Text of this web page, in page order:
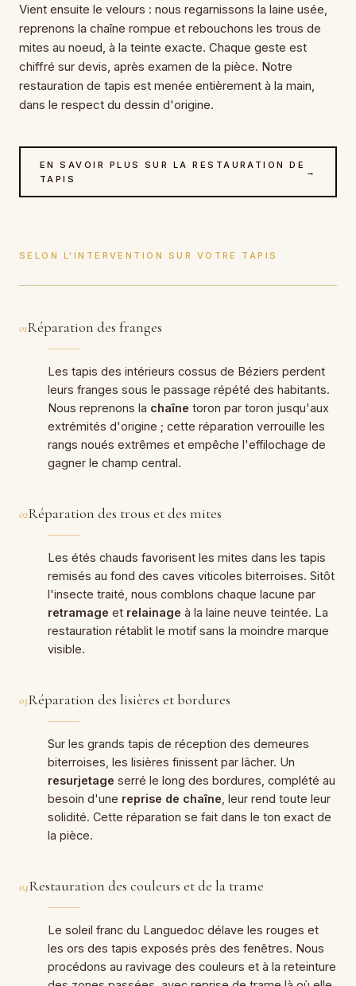
Vient ensuite le velours : nous regarnissons la laine usée,
reprenons la chaîne rompue et rebouchons les trous de
mites au noeud, à la teinte exacte. Chaque geste est
chiffré sur devis, après examen de la pièce. Notre
restauration de tapis est menée entièrement à la main,
dans le respect du dessin d'origine.
EN SAVOIR PLUS SUR LA RESTAURATION DE
TAPIS
→
SELON L'INTERVENTION SUR VOTRE TAPIS
01Réparation des franges
Les tapis des intérieurs cossus de Béziers perdent
leurs franges sous le passage répété des habitants.
Nous reprenons la chaîne toron par toron jusqu'aux
extrémités d'origine ; cette réparation verrouille les
rangs noués extrêmes et empêche l'effilochage de
gagner le champ central.
02Réparation des trous et des mites
Les étés chauds favorisent les mites dans les tapis
remisés au fond des caves viticoles biterroises. Sitôt
l'insecte traité, nous comblons chaque lacune par
retramage et relainage à la laine neuve teintée. La
restauration rétablit le motif sans la moindre marque
visible.
03Réparation des lisières et bordures
Sur les grands tapis de réception des demeures
biterroises, les lisières finissent par lâcher. Un
resurjetage serré le long des bordures, complété au
besoin d'une reprise de chaîne , leur rend toute leur
solidité. Cette réparation se fait dans le ton exact de
la pièce.
04Restauration des couleurs et de la trame
Le soleil franc du Languedoc délave les rouges et
les ors des tapis exposés près des fenêtres. Nous
procédons au ravivage des couleurs et à la reteinture